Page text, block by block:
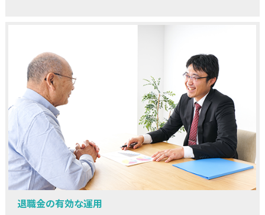
退職金の有効な運用